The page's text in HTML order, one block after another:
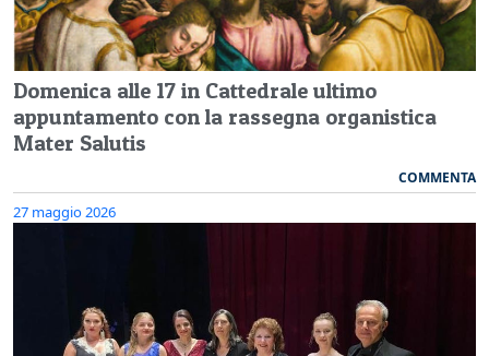
Domenica alle 17 in Cattedrale ultimo
appuntamento con la rassegna organistica
Mater Salutis
COMMENTA
27 maggio 2026